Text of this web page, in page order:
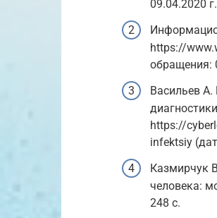
09.04.2020
https://
обращения:
Васильев
https://
infektsiy
Казмирчук
человека:
248 с.